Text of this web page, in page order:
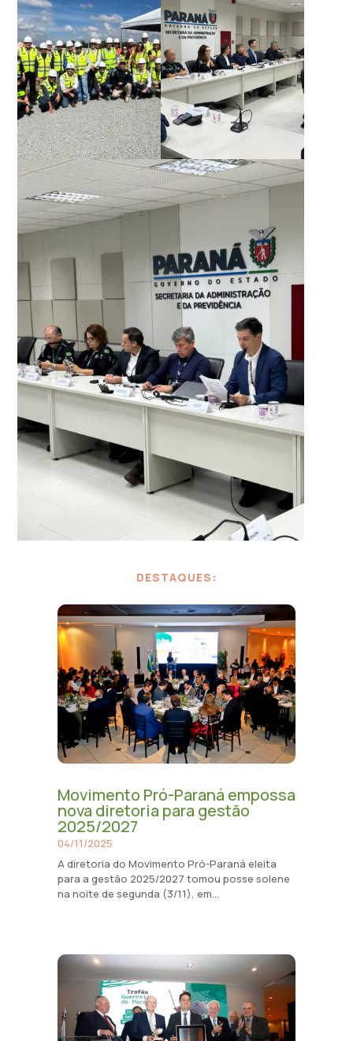
DESTAQUES:
Movimento Pró-Paraná empossa
nova diretoria para gestão
2025/2027
04/11/2025
A diretoria do Movimento Pró-Paraná eleita
para a gestão 2025/2027 tomou posse solene
na noite de segunda (3/11), em...